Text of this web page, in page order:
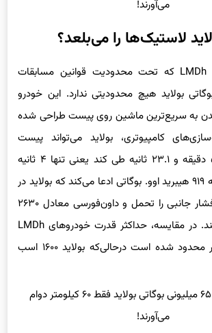
لاستیک‌ها را می‌بلعد؟
برخلاف خودروهای LMDh که تحت محدودیت قوانین مسابقات
بولاید هیچ محدودیتی ندارد. این خودرو
به سریع‌ترین ماشین روی پیست طراحی شده
کامپیوتری، بولاید می‌تواند پیست
نوربرگ‌رینگ را در ۵ دقیقه و ۲۳.۱ ثانیه طی کند یعنی تنها ۴ ثانیه
کندتر از رکورد پورشه ۹۱۹ هیبرید اوو. بوگاتی ادعا می‌کند که بولاید در
پیچ‌ها تا ۲.۵ جی فشار جانبی را تحمل و داون‌فورسی معادل ۲۶۳۰
کیلوگرم تولید می‌کند. در مقایسه، حداکثر قدرت خودروهای LMDh
روی ۷۰۰ اسب بخار محدود شده است درحالی‌که بولاید ۱۶۰۰ اسب